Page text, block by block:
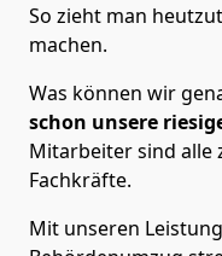
So zieht man
machen.
Was können wir
schon unsere
Mitarbeiter sind alle
Fachkräfte.
Mit unseren